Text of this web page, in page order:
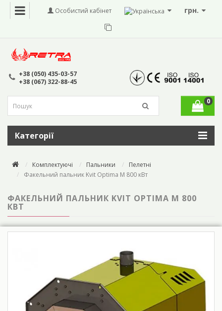
грн.
Особистий кабінет
+38 (050) 435-03-57
+38 (067) 322-88-45
0
Категорії
Комплектуючі Пальники
Пелетні
Факельний пальник Kvit Optima M 800 кВт
ФАКЕЛЬНИЙ ПАЛЬНИК KVIT OPTIMA M 800
КВТ